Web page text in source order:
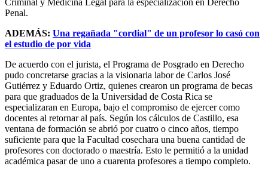
Penal.
ADEMÁS: Una regañada "cordial" de un profesor lo casó con
el estudio de por vida
De acuerdo con el jurista, el Programa de Posgrado en Derecho
pudo concretarse gracias a la visionaria labor de Carlos José
Gutiérrez y Eduardo Ortiz, quienes crearon un programa de becas
para que graduados de la Universidad de Costa Rica se
especializaran en Europa, bajo el compromiso de ejercer como
docentes al retornar al país. Según los cálculos de Castillo, esa
ventana de formación se abrió por cuatro o cinco años, tiempo
suficiente para que la Facultad cosechara una buena cantidad de
profesores con doctorado o maestría. Esto le permitió a la unidad
académica pasar de uno a cuarenta profesores a tiempo completo.